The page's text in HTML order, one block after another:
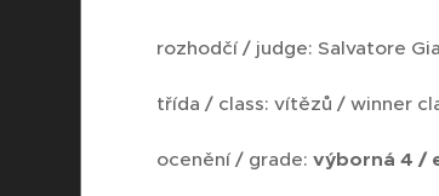
rozhodčí / judge: Salvatore
třída / class: vítězů / winner
ocenění / grade: výborná 4 /